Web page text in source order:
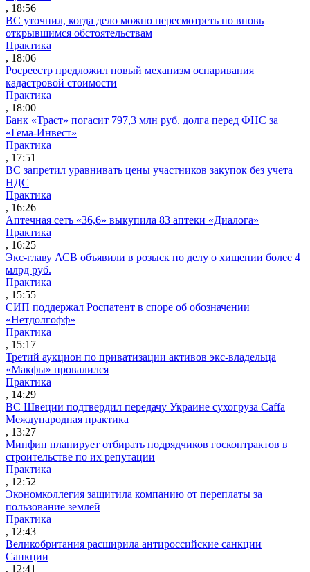
, 18:56
ВС уточнил, когда дело можно пересмотреть по вновь
открывшимся обстоятельствам
Практика
, 18:06
Росреестр предложил новый механизм оспаривания
кадастровой стоимости
Практика
, 18:00
Банк «Траст» погасит 797,3 млн руб. долга перед ФНС за
«Гема-Инвест»
Практика
, 17:51
ВС запретил уравнивать цены участников закупок без учета
НДС
Практика
, 16:26
Аптечная сеть «36,6» выкупила 83 аптеки «Диалога»
Практика
, 16:25
Экс-главу АСВ объявили в розыск по делу о хищении более 4
млрд руб.
Практика
, 15:55
СИП поддержал Роспатент в споре об обозначении
«Нетдолгофф»
Практика
, 15:17
Третий аукцион по приватизации активов экс-владельца
«Макфы» провалился
Практика
, 14:29
ВС Швеции подтвердил передачу Украине сухогруза Caffa
Международная практика
, 13:27
Минфин планирует отбирать подрядчиков госконтрактов в
строительстве по их репутации
Практика
, 12:52
Экономколлегия защитила компанию от переплаты за
пользование землей
Практика
, 12:43
Великобритания расширила антироссийские санкции
Санкции
, 12:41